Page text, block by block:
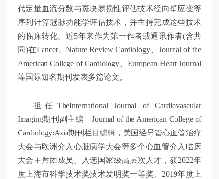
代定量血流分数与斑块易损性评估技术径向壁应变等
序列计算冠脉功能学评估技术，并主持完成这些技术
的临床转化。近5年来作为第一作者或通讯作者(含共
同)在Lancet、Nature Review Cardiology、Journal of the
American College of Cardiology、European Heart Journal
等国际知名期刊发表多篇论文。
担任TheInternational Journal of Cardiovascular
Imaging期刊副主编，Journal of the American College of
Cardiology:Asia期刊栏目编辑，美国经导管心血管治疗
大会与欧洲介入心脏病学大会等多个心血管介入临床
大会主席团成员。入选国家级高层次人才，获2022年
度上海市科学技术奖技术发明奖一等奖、2019年度上